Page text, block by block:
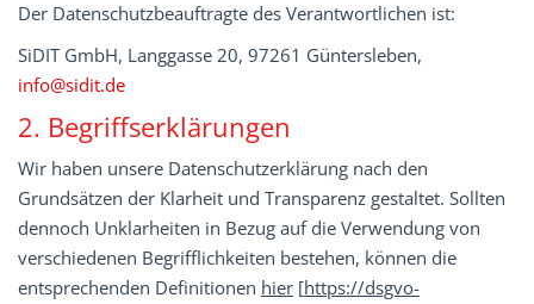
Der Datenschutzbeauftragte des Verantwortlichen ist:
SiDIT GmbH, Langgasse 20, 97261 Güntersleben,
info@sidit.de
2. Begriffserklärungen
Wir haben unsere Datenschutzerklärung nach den
Grundsätzen der Klarheit und Transparenz gestaltet. Sollten
dennoch Unklarheiten in Bezug auf die Verwendung von
verschiedenen Begrifflichkeiten bestehen, können die
entsprechenden Definitionen hier [https://dsgvo-